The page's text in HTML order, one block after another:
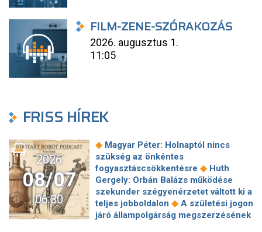
FILM-ZENE-SZÓRAKOZÁS
2026. augusztus 1.
11:05
FRISS HÍREK
2026
08/07
06:30
◆ Magyar Péter: Holnaptól nincs
szükség az önkéntes
fogyasztáscsökkentésre ◆ Huth
Gergely: Orbán Balázs működése
szekunder szégyenérzetet váltott ki a
teljes jobboldalon ◆ A születési jogon
járó állampolgárság megszerzésének